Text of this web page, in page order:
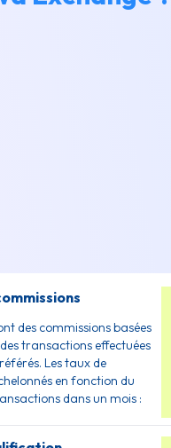
des commissions basées
transactions effectuées
Les taux de
en fonction du
dans un mois :